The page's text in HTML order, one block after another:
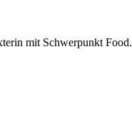
mit Schwerpunkt